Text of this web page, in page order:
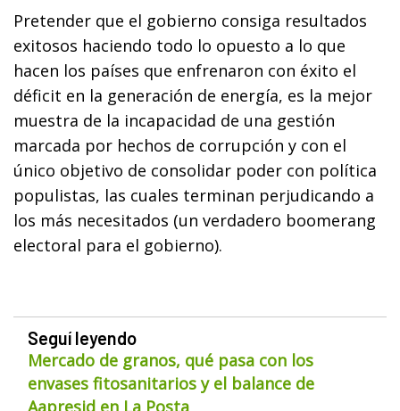
Pretender que el gobierno consiga resultados
exitosos haciendo todo lo opuesto a lo que
hacen los países que enfrenaron con éxito el
déficit en la generación de energía, es la mejor
muestra de la incapacidad de una gestión
marcada por hechos de corrupción y con el
único objetivo de consolidar poder con política
populistas, las cuales terminan perjudicando a
los más necesitados (un verdadero boomerang
electoral para el gobierno).
Seguí leyendo
Mercado de granos, qué pasa con los
envases fitosanitarios y el balance de
Aapresid en La Posta